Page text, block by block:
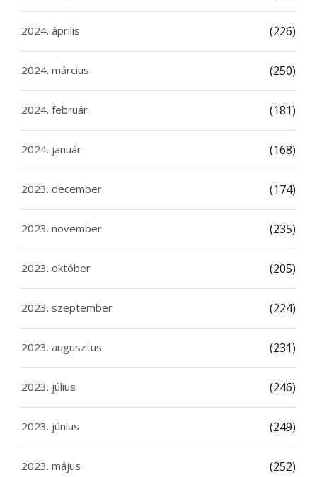
2024. április (226)
2024. március (250)
2024. február (181)
2024. január (168)
2023. december (174)
2023. november (235)
2023. október (205)
2023. szeptember (224)
2023. augusztus (231)
2023. július (246)
2023. június (249)
2023. május (252)